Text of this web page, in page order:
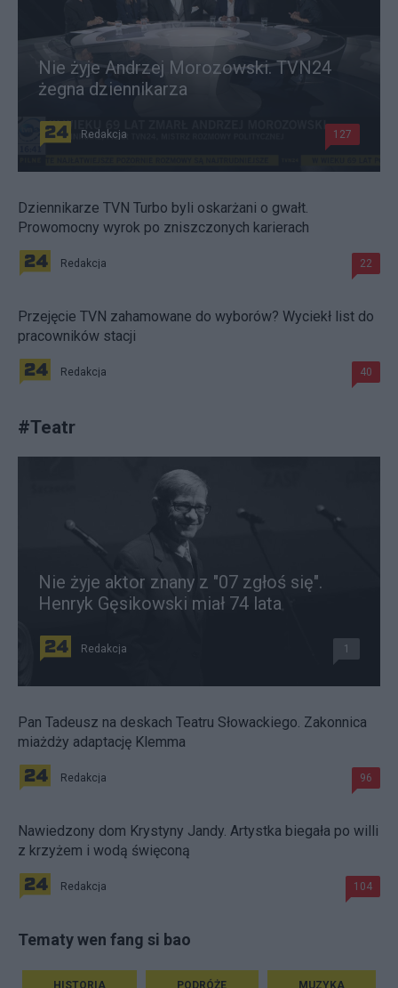
Nie żyje Andrzej Morozowski. TVN24
żegna dziennikarza
Redakcja 127
Dziennikarze TVN Turbo byli oskarżani o gwałt.
Prowomocny wyrok po zniszczonych karierach
Redakcja 22
Przejęcie TVN zahamowane do wyborów? Wyciekł list do
pracowników stacji
Redakcja 40
#Teatr
Nie żyje aktor znany z "07 zgłoś się".
Henryk Gęsikowski miał 74 lata
Redakcja 1
Pan Tadeusz na deskach Teatru Słowackiego. Zakonnica
miażdży adaptację Klemma
Redakcja 96
Nawiedzony dom Krystyny Jandy. Artystka biegała po willi
z krzyżem i wodą święconą
Redakcja 104
Tematy wen fang si bao
HISTORIA PODRÓŻE MUZYKA